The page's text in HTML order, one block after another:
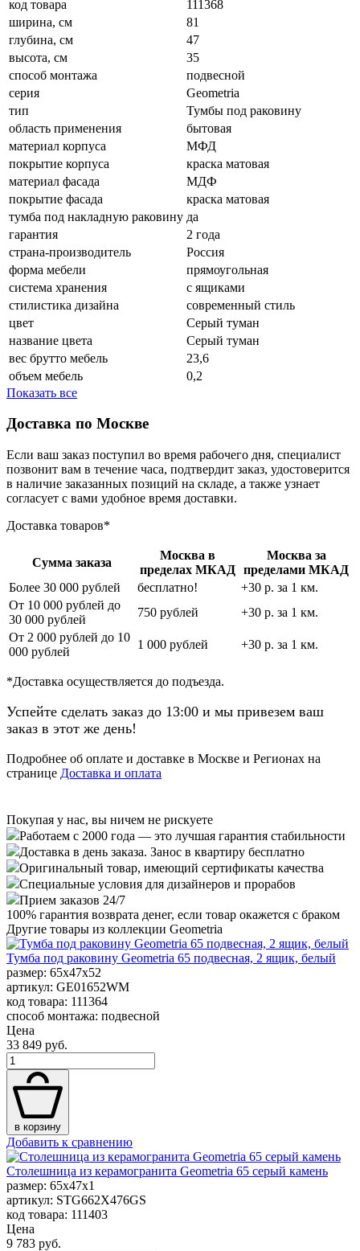
код товара
111368
ширина, см
81
глубина, см
47
высота, см
35
способ монтажа
подвесной
серия
Geometria
тип
Тумбы под раковину
область применения
бытовая
материал корпуса
МФД
покрытие корпуса
краска матовая
материал фасада
МДФ
покрытие фасада
краска матовая
тумба под накладную раковину да
гарантия
2 года
страна-производитель
Россия
форма мебели
прямоугольная
система хранения
с ящиками
стилистика дизайна
современный стиль
цвет
Серый туман
название цвета
Серый туман
вес брутто мебель
23,6
объем мебель
0,2
Показать все
Доставка по Москве
Если ваш заказ поступил во время рабочего дня, специалист
позвонит вам в течение часа, подтвердит заказ, удостоверится
в наличие заказанных позиций на складе, а также узнает
согласует с вами удобное время доставки.
Доставка товаров*
Сумма заказа
Москва в
пределах МКАД
Москва за
пределами МКАД
Более 30 000 рублей
бесплатно!
+30 р. за 1 км.
От 10 000 рублей до
30 000 рублей
750 рублей
+30 р. за 1 км.
От 2 000 рублей до 10
000 рублей
1 000 рублей +30 р. за 1 км.
*Доставка осуществляется до подъезда.
Успейте сделать заказ до 13:00 и мы привезем ваш
заказ в этот же день!
Подробнее об оплате и доставке в Москве и Регионах на
странице Доставка и оплата
Покупая у нас, вы ничем не рискуете
Работаем с 2000 года — это лучшая гарантия стабильности
Доставка в день заказа. Занос в квартиру бесплатно
Оригинальный товар, имеющий сертификаты качества
Специальные условия для дизайнеров и прорабов
Прием заказов 24/7
100% гарантия возврата денег, если товар окажется с браком
Другие товары из коллекции Geometria
Тумба под раковину Geometria 65 подвесная, 2 ящик, белый
размер: 65x47x52
артикул: GE01652WM
код товара: 111364
способ монтажа: подвесной
Цена
33 849 руб.
в корзину
Добавить к сравнению
Столешница из керамогранита Geometria 65 серый камень
размер: 65x47x1
артикул: STG662X476GS
код товара: 111403
Цена
9 783 руб.